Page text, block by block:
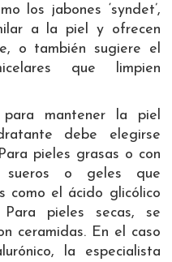
los jabones ‘syndet’,
a la piel y ofrecen
o también sugiere el
que limpien
mantener la piel
debe elegirse
pieles grasas o con
o geles que
como el ácido glicólico
pieles secas, se
ceramidas. En el caso
la especialista